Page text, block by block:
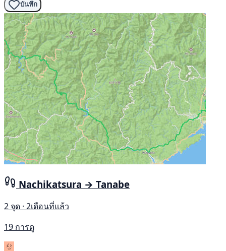
บันทึก
Nachikatsura → Tanabe
2 จุด · 2เดือนที่แล้ว
19 การดู